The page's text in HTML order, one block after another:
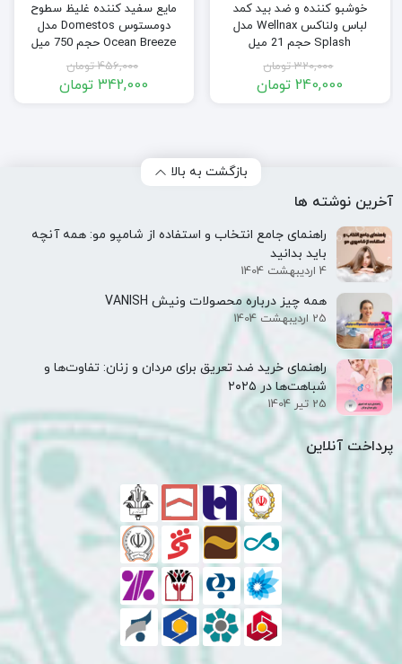
خوشبو کننده و ضد بید کمد
لباس ولناکس Wellnax مدل
Splash حجم 21 میل
320,000 تومان
240,000 تومان
مایع سفید کننده غلیظ سطوح
دومستوس Domestos مدل
Ocean Breeze حجم 750 میل
Domestos Intensive Bleach
Ocean Breeze 750ml
456,000 تومان
342,000 تومان
بازگشت به بالا
آخرین نوشته ها
راهنمای جامع انتخاب و استفاده از شامپو مو: همه آنچه
باید بدانید
4 اردیبهشت 1404
همه‌ چیز درباره محصولات ونیش VANISH
25 اردیبهشت 1404
راهنمای خرید ضد تعریق برای مردان و زنان: تفاوت‌ها و
شباهت‌ها در ۲۰۲۵
25 تیر 1404
پرداخت آنلاین